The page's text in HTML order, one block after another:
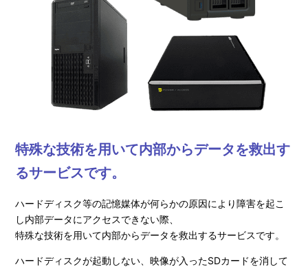
特殊な技術を用いて内部からデータを救出す
るサービスです。
ハードディスク等の記憶媒体が何らかの原因により障害を起こ
し内部データにアクセスできない際、
特殊な技術を用いて内部からデータを救出するサービスです。
ハードディスクが起動しない、映像が入ったSDカードを消して